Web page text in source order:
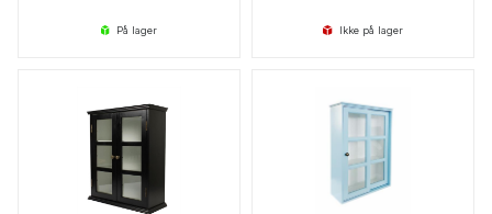
på lager Ikke på lager